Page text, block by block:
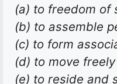
(a) to freedom of
(b) to assemble
(c) to form
(d) to move
(e) to reside and